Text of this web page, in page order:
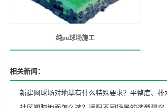
纯pu球场施工
相关新闻：
新建网球场对地基有什么特殊要求？平整度、排